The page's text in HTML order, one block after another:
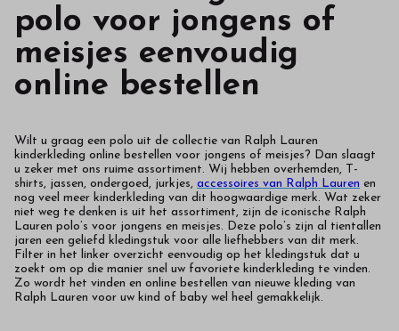
polo voor jongens of
meisjes eenvoudig
online bestellen
Wilt u graag een polo uit de collectie van Ralph Lauren
kinderkleding online bestellen voor jongens of meisjes? Dan slaagt
u zeker met ons ruime assortiment. Wij hebben overhemden, T-
shirts, jassen, ondergoed, jurkjes, accessoires van Ralph Lauren en
nog veel meer kinderkleding van dit hoogwaardige merk. Wat zeker
niet weg te denken is uit het assortiment, zijn de iconische Ralph
Lauren polo’s voor jongens en meisjes. Deze polo’s zijn al tientallen
jaren een geliefd kledingstuk voor alle liefhebbers van dit merk.
Filter in het linker overzicht eenvoudig op het kledingstuk dat u
zoekt om op die manier snel uw favoriete kinderkleding te vinden.
Zo wordt het vinden en online bestellen van nieuwe kleding van
Ralph Lauren voor uw kind of baby wel heel gemakkelijk.